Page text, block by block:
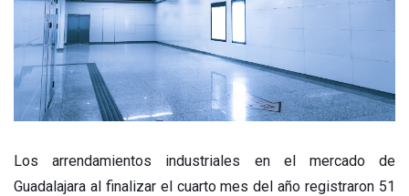
Los arrendamientos industriales en el mercado de
Guadalajara al finalizar el cuarto mes del año registraron 51